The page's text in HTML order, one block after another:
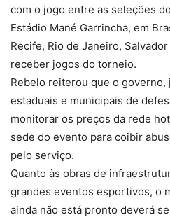
com o jogo entre as seleções
Estádio Mané Garrincha, em
Recife, Rio de Janeiro,
receber jogos do torneio.
Rebelo reiterou que o governo,
estaduais e municipais de
monitorar os preços da rede
sede do evento para coibir
pelo serviço.
Quanto às obras de
grandes eventos esportivos, o
ainda não está pronto deverá